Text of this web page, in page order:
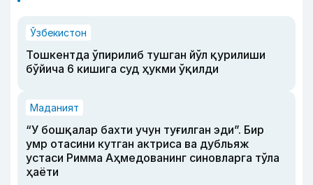
Ўзбекистон
Тошкентда ўпирилиб тушган йўл қурилиши
бўйича 6 кишига суд ҳукми ўқилди
Маданият
“У бошқалар бахти учун туғилган эди”. Бир
умр отасини кутган актриса ва дубльяж
устаси Римма Аҳмедованинг синовларга тўла
ҳаёти